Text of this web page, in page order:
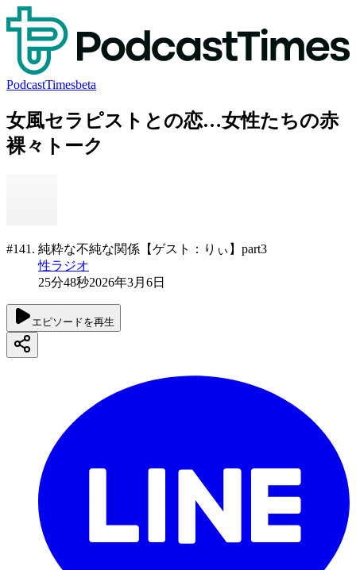
PodcastTimesbeta
女風セラピストとの恋…女性たちの赤
裸々トーク
#141. 純粋な不純な関係【ゲスト：りぃ】part3
性ラジオ
25分48秒2026年3月6日
エピソードを再生